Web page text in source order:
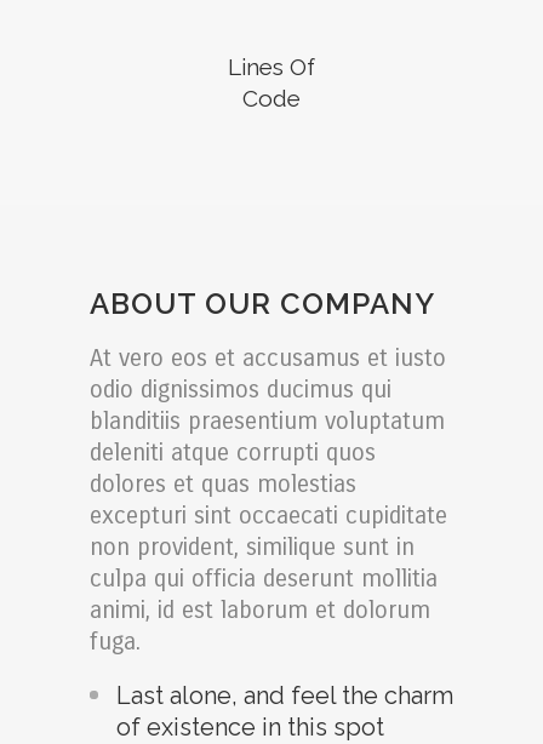
Lines Of
Code
ABOUT OUR COMPANY
At vero eos et accusamus et iusto
odio dignissimos ducimus qui
blanditiis praesentium voluptatum
deleniti atque corrupti quos
dolores et quas molestias
excepturi sint occaecati cupiditate
non provident, similique sunt in
culpa qui officia deserunt mollitia
animi, id est laborum et dolorum
fuga.
Last alone, and feel the charm
of existence in this spot